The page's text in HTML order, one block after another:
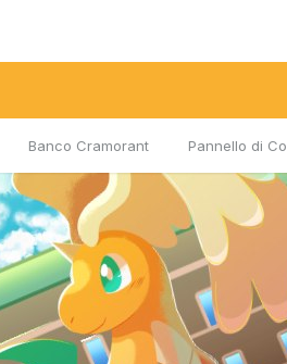
Banco Cramorant Pannello di